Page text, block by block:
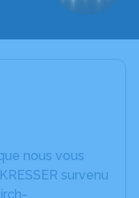
nous vous
survenu